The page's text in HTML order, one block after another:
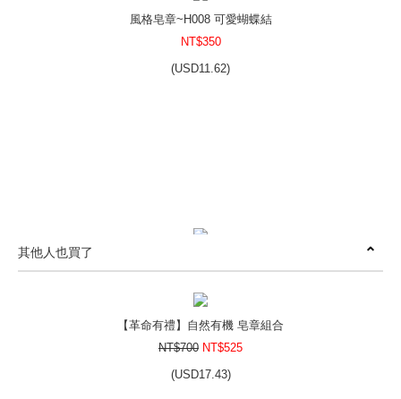
風格皂章~H008 可愛蝴蝶結
NT$350
(USD11.62)
USD11.62)
其他人也買了
【革命有禮】自然有機 皂章組合
NT$700 NT$525
(USD17.43)